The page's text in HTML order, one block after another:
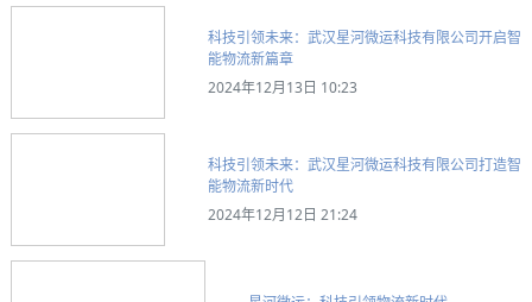
科技引领未来：武汉星河微运科技有限公司开启智
能物流新篇章
2024年12月13日 10:23
科技引领未来：武汉星河微运科技有限公司打造智
能物流新时代
2024年12月12日 21:24